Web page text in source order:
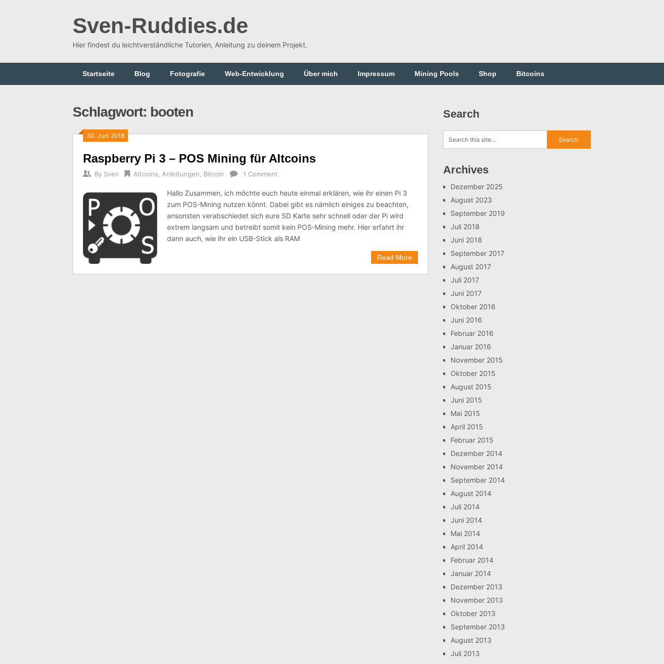
Sven-Ruddies.de
Hier findest du leichtverständliche Tutorien, Anleitung zu deinem Projekt.
Startseite Blog Fotografie Web-Entwicklung Über mich Impressum Mining Pools Shop Bitcoins
Schlagwort: booten
30. Juni 2018
Raspberry Pi 3 – POS Mining für Altcoins
By Sven Altcoins Anleitungen Bitcoin 1 Comment
Hallo Zusammen, ich möchte euch heute einmal erklären, wie ihr einen Pi 3
zum POS-Mining nutzen könnt. Dabei gibt es nämlich einiges zu beachten,
ansonsten verabschiedet sich eure SD Karte sehr schnell oder der Pi wird
extrem langsam und betreibt somit kein POS-Mining mehr. Hier erfahrt ihr
dann auch, wie ihr ein USB-Stick als RAM
Read More
Search
Archives
Dezember 2025
August 2023
September 2019
Juli 2018
Juni 2018
September 2017
August 2017
Juli 2017
Juni 2017
Oktober 2016
Juni 2016
Februar 2016
Januar 2016
November 2015
Oktober 2015
August 2015
Juni 2015
Mai 2015
April 2015
Februar 2015
Dezember 2014
November 2014
September 2014
August 2014
Juli 2014
Juni 2014
Mai 2014
April 2014
Februar 2014
Januar 2014
Dezember 2013
November 2013
Oktober 2013
September 2013
August 2013
Juli 2013